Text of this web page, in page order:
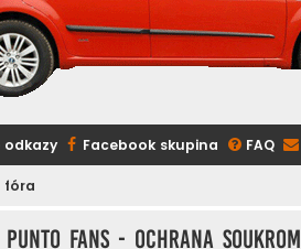
odkazy Facebook skupina FAQ
fóra
PUNTO FANS - Ochrana